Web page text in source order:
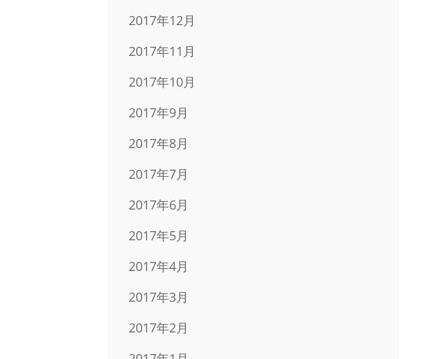
2017年12月
2017年11月
2017年10月
2017年9月
2017年8月
2017年7月
2017年6月
2017年5月
2017年4月
2017年3月
2017年2月